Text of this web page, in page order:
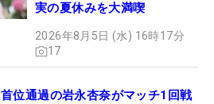
実の夏休みを大満喫
2026年8月5日 (水) 16時17分
17
首位通過の岩永杏奈がマッチ1回戦